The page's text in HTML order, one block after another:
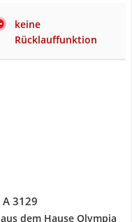
keine
Rücklauffunktion
3129
dem Hause Olympia